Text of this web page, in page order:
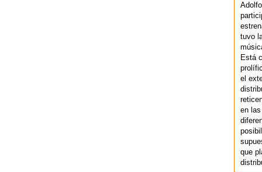
tuvo
Está
el
en
que